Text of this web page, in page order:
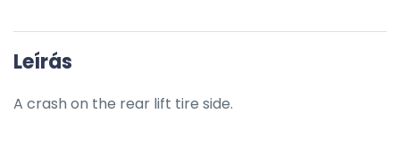
Leírás
A crash on the rear lift tire side.